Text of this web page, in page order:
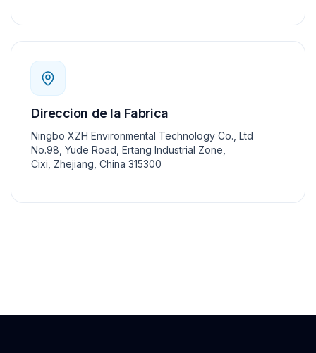
Direccion de la Fabrica
Ningbo XZH Environmental Technology Co., Ltd
No.98, Yude Road, Ertang Industrial Zone,
Cixi, Zhejiang, China 315300